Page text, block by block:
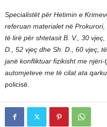
Specialistët për Hetimin e
referuan materialet në
të lirë për shtetasit B. V., 30
D., 52 vjeç dhe Sh. D., 60 vjeç,
janë konfliktuar fizikisht me
automjeteve me të cilat ata
policisë.